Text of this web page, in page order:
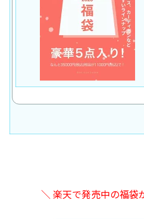
＼ 楽天で発売中の福袋